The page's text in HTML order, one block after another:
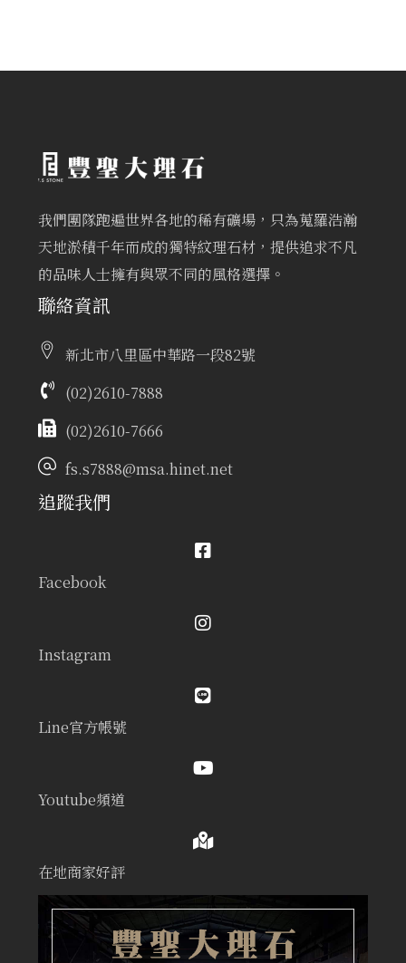
我們團隊跑遍世界各地的稀有礦場，只為蒐羅浩瀚
天地淤積千年而成的獨特紋理石材，提供追求不凡
的品味人士擁有與眾不同的風格選擇。
聯絡資訊
新北市八里區中華路一段82號
(02)2610-7888
(02)2610-7666
fs.s7888@msa.hinet.net
追蹤我們
Facebook
Instagram
Line官方帳號
Youtube頻道
在地商家好評